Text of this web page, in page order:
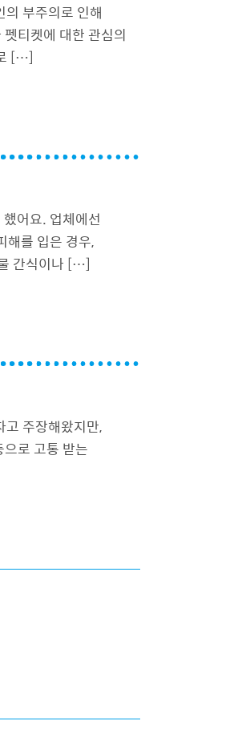
부주의로 인해
티켓에 대한 관심의
[…]
어요. 업체에선
해를 입은 경우,
간식이나 […]
고 주장해왔지만,
로 고통 받는